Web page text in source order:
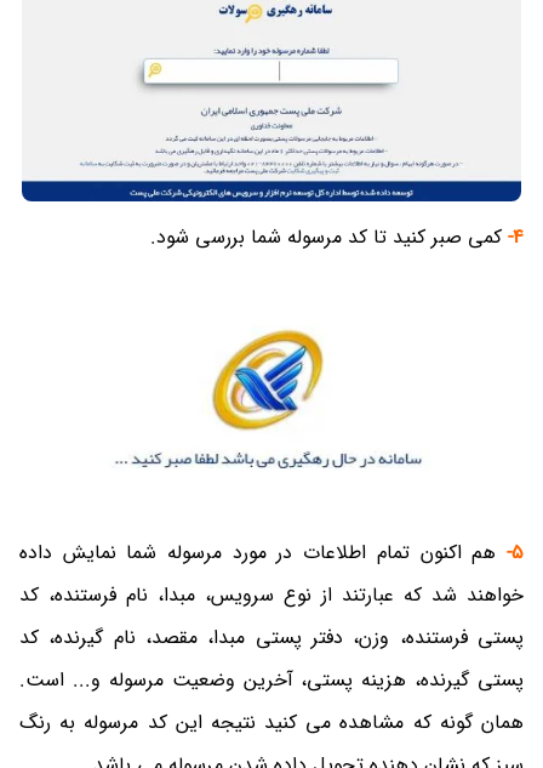
4- کمی صبر کنید تا کد مرسوله شما بررسی شود.
5- هم اکنون تمام اطلاعات در مورد مرسوله شما نمایش داده
خواهند شد که عبارتند از نوع سرویس، مبدا، نام فرستنده، کد
پستی فرستنده، وزن، دفتر پستی مبدا، مقصد، نام گیرنده، کد
پستی گیرنده، هزینه پستی، آخرین وضعیت مرسوله و... است.
همان گونه که مشاهده می کنید نتیجه این کد مرسوله به رنگ